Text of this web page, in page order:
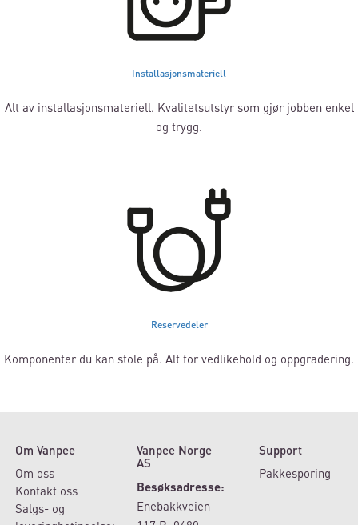
Installasjonsmateriell
Alt av installasjonsmateriell. Kvalitetsutstyr som gjør jobben enkel
og trygg.
Reservedeler
Komponenter du kan stole på. Alt for vedlikehold og oppgradering.
Om Vanpee
Om oss
Kontakt oss
Salgs- og
Vanpee Norge
AS
Besøksadresse:
Enebakkveien
Support
Pakkesporing